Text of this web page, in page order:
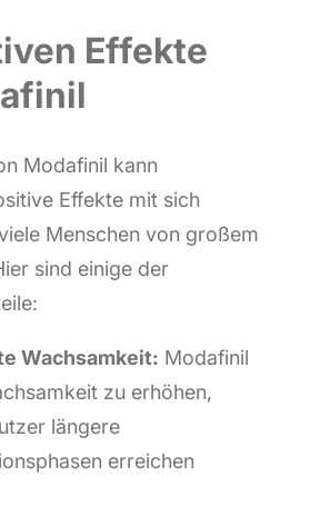
Effekte
Modafinil kann
Effekte mit sich
Menschen von großem
sind einige der
Wachsamkeit: Modafinil
zu erhöhen,
längere
erreichen